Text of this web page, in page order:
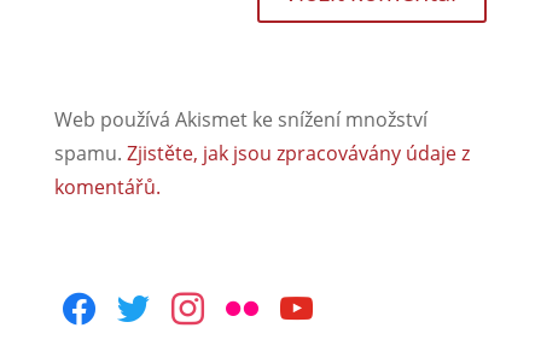
Web používá Akismet ke snížení množství
spamu. Zjistěte, jak jsou zpracovávány údaje z
komentářů.
facebooktwitterinstagram
flickr youtube